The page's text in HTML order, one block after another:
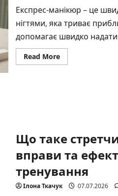
свій
тип
шкіри
Експрес-манікюр – це
нігтями, яка триває
допомагає швидко
Read MoreRead
more
Що таке
вправи та
тренування
Ілона Ткачук 07.07.2026